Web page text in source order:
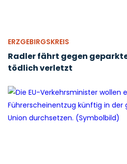
ERZGEBIRGSKREIS
Radler fährt gegen
tödlich verletzt